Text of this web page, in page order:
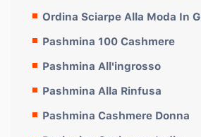
Ordina Sciarpe Alla Moda In
Pashmina 100 Cashmere
Pashmina All'ingrosso
Pashmina Alla Rinfusa
Pashmina Cashmere Donna